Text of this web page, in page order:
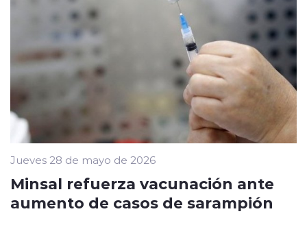
Jueves 28 de mayo de 2026
Minsal refuerza vacunación ante
aumento de casos de sarampión